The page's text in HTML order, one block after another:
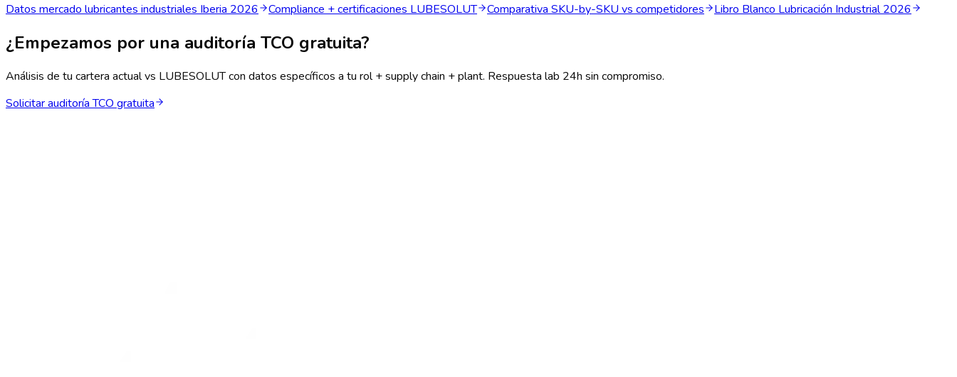
Datos mercado lubricantes industriales Iberia 2026
Compliance + certificaciones LUBESOLUT Comparativa SKU-by-SKU vs competidores Libro Blanco Lubricación Industrial 2026
¿Empezamos por una auditoría TCO gratuita?
Análisis de tu cartera actual vs LUBESOLUT con datos específicos a tu rol + supply chain + plant. Respuesta lab 24h sin compromiso.
Solicitar auditoría TCO gratuita